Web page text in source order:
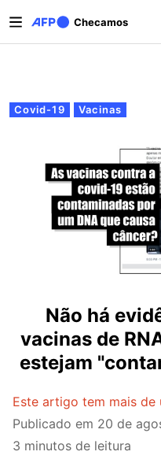
Checamos
Abas primárias
Covid-19 Vacinas
Não há
vacinas de
estejam
Este artigo tem mais de
Publicado em 20 de
3 minutos de leitura